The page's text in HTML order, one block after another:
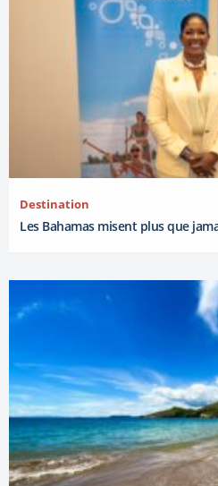
Destination
Les Bahamas misent plus que